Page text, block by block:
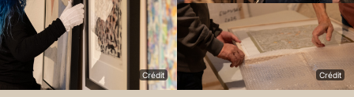
Crédit Crédit